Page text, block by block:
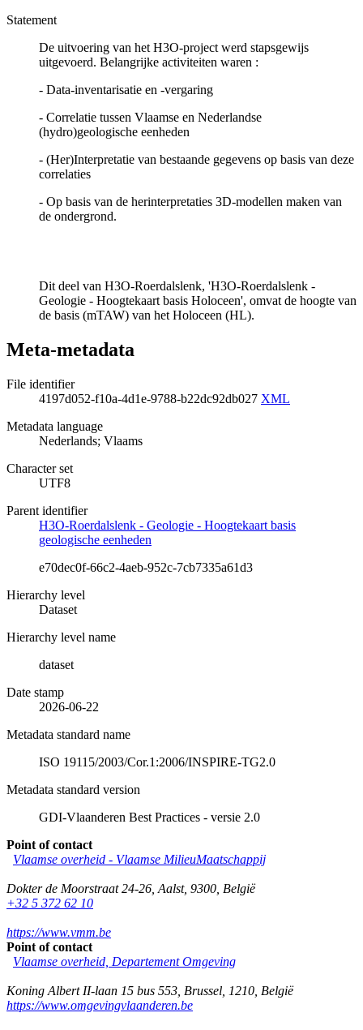
Statement
De uitvoering van het H3O-project werd stapsgewijs
uitgevoerd. Belangrijke activiteiten waren :
- Data-inventarisatie en -vergaring
- Correlatie tussen Vlaamse en Nederlandse
(hydro)geologische eenheden
- (Her)Interpretatie van bestaande gegevens op basis van deze
correlaties
- Op basis van de herinterpretaties 3D-modellen maken van
de ondergrond.
Dit deel van H3O-Roerdalslenk, 'H3O-Roerdalslenk -
Geologie - Hoogtekaart basis Holoceen', omvat de hoogte van
de basis (mTAW) van het Holoceen (HL).
Meta-metadata
File identifier
4197d052-f10a-4d1e-9788-b22dc92db027 XML
Metadata language
Nederlands; Vlaams
Character set
UTF8
Parent identifier
H3O-Roerdalslenk - Geologie - Hoogtekaart basis
geologische eenheden
e70dec0f-66c2-4aeb-952c-7cb7335a61d3
Hierarchy level
Dataset
Hierarchy level name
dataset
Date stamp
2026-06-22
Metadata standard name
ISO 19115/2003/Cor.1:2006/INSPIRE-TG2.0
Metadata standard version
GDI-Vlaanderen Best Practices - versie 2.0
Point of contact
Vlaamse overheid - Vlaamse MilieuMaatschappij
Dokter de Moorstraat 24-26 Aalst, 9300 België
+32 5 372 62 10
https://www.vmm.be
Point of contact
Vlaamse overheid, Departement Omgeving
Koning Albert II-laan 15 bus 553 Brussel 1210 België
https://www.omgevingvlaanderen.be